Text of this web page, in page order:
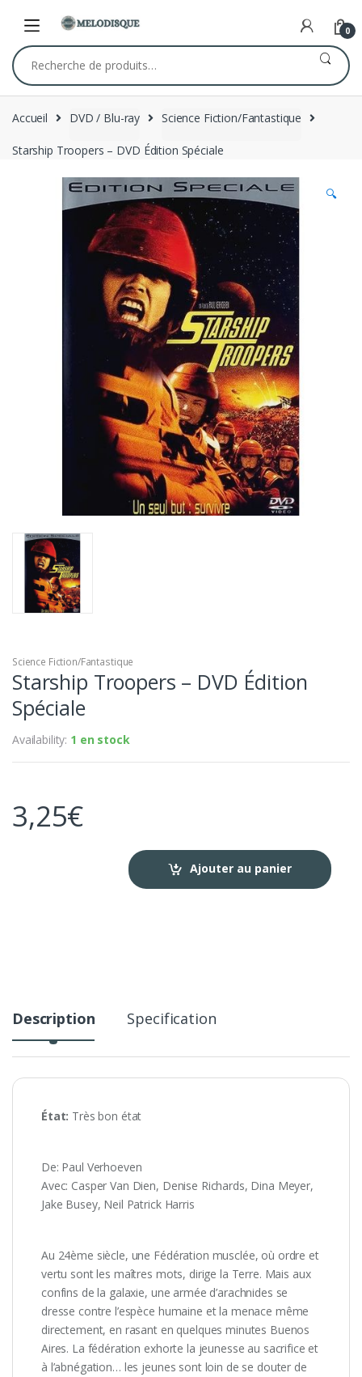
navigation
content
0
Recherche
pour :
Accueil DVD / Blu-ray Science Fiction/Fantastique
Starship Troopers – DVD Édition Spéciale
🔍
Science Fiction/Fantastique
Starship Troopers – DVD Édition
Spéciale
Availability: 1 en stock
3,25€
Ajouter au panier
Description Specification
État: Très bon état
De: Paul Verhoeven
Avec: Casper Van Dien, Denise Richards, Dina Meyer,
Jake Busey, Neil Patrick Harris
Au 24ème siècle, une Fédération musclée, où ordre et
vertu sont les maîtres mots, dirige la Terre. Mais aux
confins de la galaxie, une armée d’arachnides se
dresse contre l’espèce humaine et la menace même
directement, en rasant en quelques minutes Buenos
Aires. La fédération exhorte la jeunesse au sacrifice et
à l’abnégation… les jeunes sont loin de se douter de